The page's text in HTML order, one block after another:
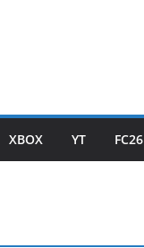
XBOX YT FC26